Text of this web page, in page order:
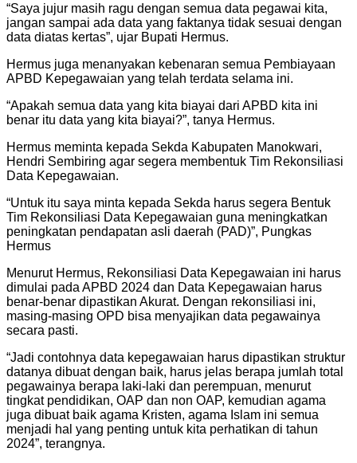
“Saya jujur masih ragu dengan semua data pegawai kita,
jangan sampai ada data yang faktanya tidak sesuai dengan
data diatas kertas”, ujar Bupati Hermus.
Hermus juga menanyakan kebenaran semua Pembiayaan
APBD Kepegawaian yang telah terdata selama ini.
“Apakah semua data yang kita biayai dari APBD kita ini
benar itu data yang kita biayai?”, tanya Hermus.
Hermus meminta kepada Sekda Kabupaten Manokwari,
Hendri Sembiring agar segera membentuk Tim Rekonsiliasi
Data Kepegawaian.
“Untuk itu saya minta kepada Sekda harus segera Bentuk
Tim Rekonsiliasi Data Kepegawaian guna meningkatkan
peningkatan pendapatan asli daerah (PAD)”, Pungkas
Hermus
Menurut Hermus, Rekonsiliasi Data Kepegawaian ini harus
dimulai pada APBD 2024 dan Data Kepegawaian harus
benar-benar dipastikan Akurat. Dengan rekonsiliasi ini,
masing-masing OPD bisa menyajikan data pegawainya
secara pasti.
“Jadi contohnya data kepegawaian harus dipastikan struktur
datanya dibuat dengan baik, harus jelas berapa jumlah total
pegawainya berapa laki-laki dan perempuan, menurut
tingkat pendidikan, OAP dan non OAP, kemudian agama
juga dibuat baik agama Kristen, agama Islam ini semua
menjadi hal yang penting untuk kita perhatikan di tahun
2024”, terangnya.